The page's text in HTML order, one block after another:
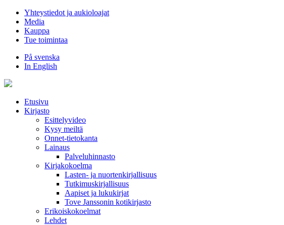
Hyppää
sisältöön
Yhteystiedot ja aukioloajat
Media
Kauppa
Tue toimintaa
På svenska
In English
Etusivu
Kirjasto
Esittelyvideo
Kysy meiltä
Onnet-tietokanta
Lainaus
Palveluhinnasto
Kirjakokoelma
Lasten- ja nuortenkirjallisuus
Tutkimuskirjallisuus
Aapiset ja lukukirjat
Tove Janssonin kotikirjasto
Erikoiskokoelmat
Lehdet